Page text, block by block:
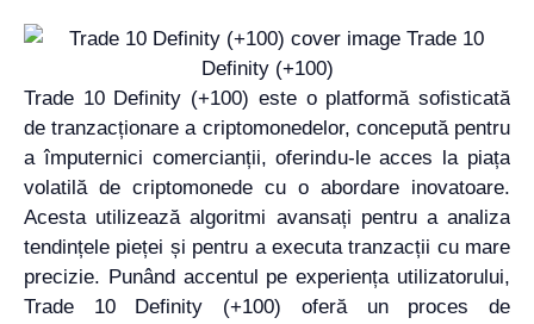
Trade 10 Definity (+100) este o platformă sofisticată
de tranzacționare a criptomonedelor, concepută pentru
a împuternici comercianții, oferindu-le acces la piața
volatilă de criptomonede cu o abordare inovatoare.
Acesta utilizează algoritmi avansați pentru a analiza
tendințele pieței și pentru a executa tranzacții cu mare
precizie. Punând accentul pe experiența utilizatorului,
Trade 10 Definity (+100) oferă un proces de